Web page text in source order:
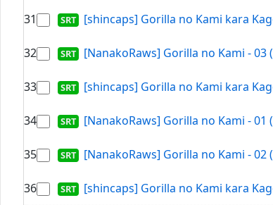
31
[shincaps] Gorilla no Kami kara
32
[NanakoRaws] Gorilla no Kami - 03
33
[shincaps] Gorilla no Kami kara
34
[NanakoRaws] Gorilla no Kami - 01
35
[NanakoRaws] Gorilla no Kami - 02
36
[shincaps] Gorilla no Kami kara